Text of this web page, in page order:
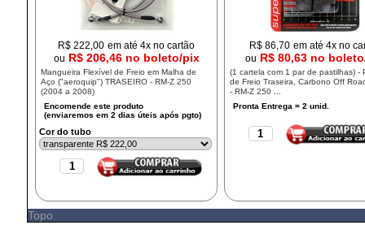
R$222,00 em até 4x no cartão
ou R$ 206,46 no boleto/pix
Mangueira Flexível de Freio em Malha de
Aço ("aeroquip") TRASEIRO - RM-Z 250
(2004 a 2008)
Cor do tubo
R$86,70 em até 4x no
ou R$ 80,63 no
(1 cartela com 1 par de pastilhas) -
de Freio Traseira, Carbono Off
- RM-Z 250 ...
Topo